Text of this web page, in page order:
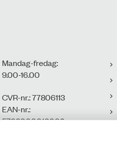
Mandag-fredag:
9.00-16.00​
CVR-nr.: 77806113
EAN-nr.:
5798000016002